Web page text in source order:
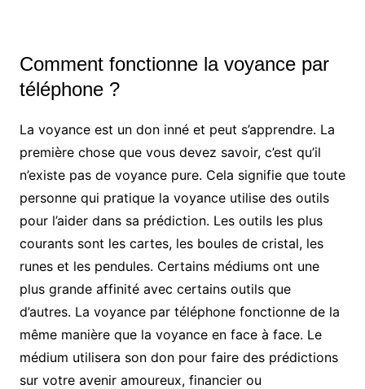
Comment fonctionne la voyance par
téléphone ?
La voyance est un don inné et peut s’apprendre. La
première chose que vous devez savoir, c’est qu’il
n’existe pas de voyance pure. Cela signifie que toute
personne qui pratique la voyance utilise des outils
pour l’aider dans sa prédiction. Les outils les plus
courants sont les cartes, les boules de cristal, les
runes et les pendules. Certains médiums ont une
plus grande affinité avec certains outils que
d’autres. La voyance par téléphone fonctionne de la
même manière que la voyance en face à face. Le
médium utilisera son don pour faire des prédictions
sur votre avenir amoureux, financier ou